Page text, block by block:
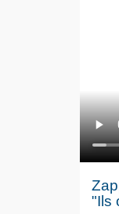
"Ils